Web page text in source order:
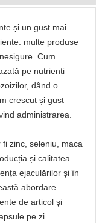
și un gust mai
multe produse
Cum
pe nutrienți
dând o
crescut și gust
administrarea.
zinc, seleniu, maca
și calitatea
ejaculărilor și în
abordare
de articol și
pe zi